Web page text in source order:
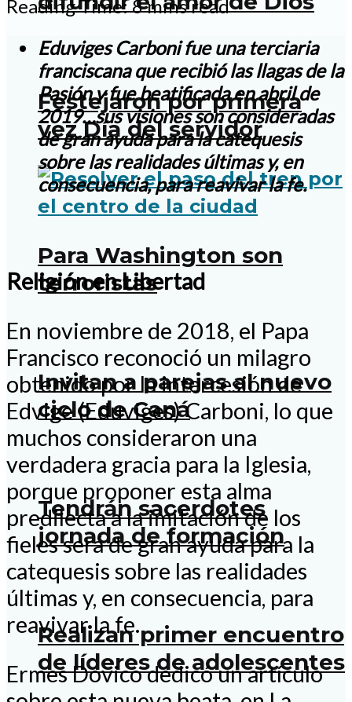
Festejaron por primera
vez Día del servidor
Para Washington son
terroristas
Invitan a parejas al nuevo
ciclo de Caná
Tendrán sacerdotes
jornada de formación
Realizan primer encuentro
de líderes de adolescentes
Reading Time: 8 mins read
Eduviges Carboni fue una terciaria
franciscana que recibió las llagas de la
Pasión y fue beatificada en abril de
2019…sus visiones son consideradas
de gran ayuda para la catequesis
sobre las realidades últimas y, en
consecuencia, para reavivar la fe.
Religión en Libertad
En noviembre de 2018, el Papa
Francisco reconoció un milagro
obtenido por la intercesión de
Edvige (Eduviges) Carboni, lo que
muchos consideraron una
verdadera gracia para la Iglesia,
porque proponer esta alma
predilecta a la imitación de los
fieles será de gran ayuda para la
catequesis sobre las realidades
últimas y, en consecuencia, para
reavivar la fe.
Ermes Dovico dedicó un artículo